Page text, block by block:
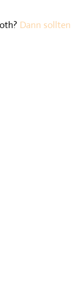
Dann sollten